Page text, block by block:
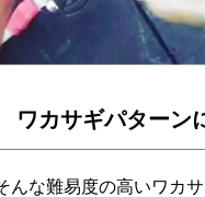
ワカサギパターン
んな難易度の高いワカ